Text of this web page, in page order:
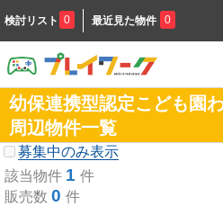
検討リスト 0 最近見た物件 0
幼保連携型認定こども園
周辺物件一覧
募集中のみ表示
該当物件 1 件
販売数 0 件